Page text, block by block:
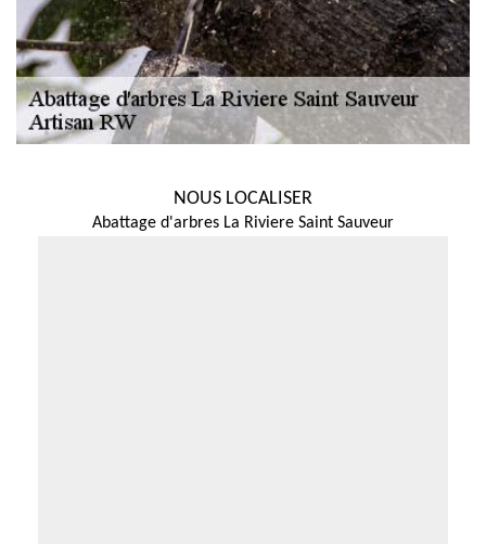
NOUS LOCALISER
Abattage d'arbres La Riviere Saint Sauveur